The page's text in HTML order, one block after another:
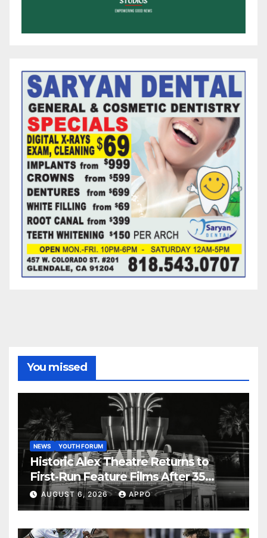
You missed
NEWS YOUTH FORUM
Historic Alex Theatre Returns to
First-Run Feature Films After 35
Years
AUGUST 6, 2026 APPO